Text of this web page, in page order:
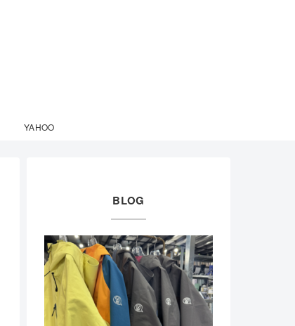
YAHOO
BLOG